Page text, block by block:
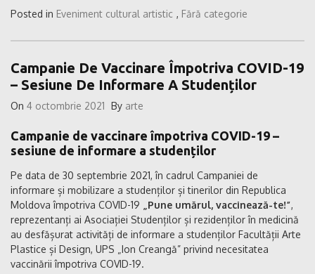
Posted in Eveniment cultural artistic , Fără categorie
Campanie De Vaccinare Împotriva COVID-19
– Sesiune De Informare A Studenților
On 4 octombrie 2021 By arte
Campanie de vaccinare împotriva COVID-19 –
sesiune de informare a studenților
Pe data de 30 septembrie 2021, în cadrul Campaniei de
informare și mobilizare a studenților și tinerilor din Republica
Moldova împotriva COVID-19
„Pune umărul, vaccinează-te!”,
reprezentanți ai Asociației Studenților și rezidenților în medicină
au desfășurat activități de informare a studenților Facultății Arte
Plastice și Design, UPS „Ion Creangă” privind necesitatea
vaccinării împotriva COVID-19.